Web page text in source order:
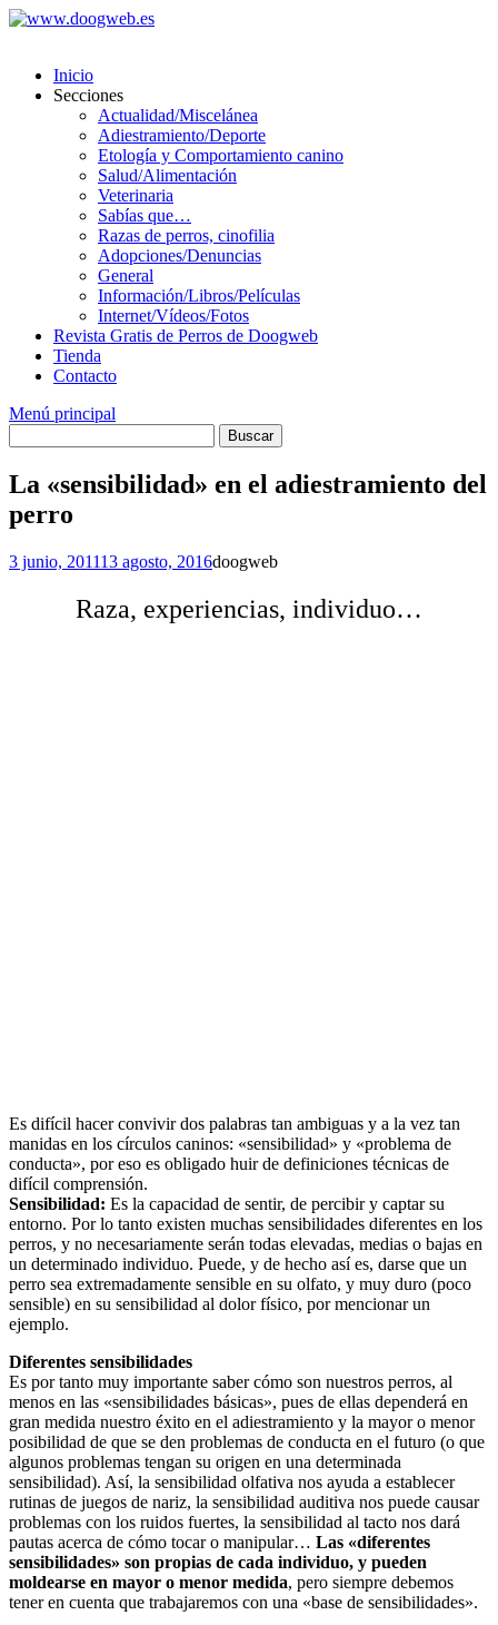
Saltar
Inicio
Secciones
Actualidad/Miscelánea
Adiestramiento/Deporte
Etología y Comportamiento canino
Salud/Alimentación
Veterinaria
Sabías que…
Razas de perros, cinofilia
Adopciones/Denuncias
General
Información/Libros/Películas
Internet/Vídeos/Fotos
Revista Gratis de Perros de Doogweb
Tienda
Contacto
Menú principal
La «sensibilidad» en el adiestramiento del
perro
3 junio, 201113 agosto, 2016doogweb
Raza, experiencias, individuo…
Es difícil hacer convivir dos palabras tan ambiguas y a la vez tan
manidas en los círculos caninos: «sensibilidad» y «problema de
conducta», por eso es obligado huir de definiciones técnicas de
difícil comprensión.
Sensibilidad: Es la capacidad de sentir, de percibir y captar su
entorno. Por lo tanto existen muchas sensibilidades diferentes en los
perros, y no necesariamente serán todas elevadas, medias o bajas en
un determinado individuo. Puede, y de hecho así es, darse que un
perro sea extremadamente sensible en su olfato, y muy duro (poco
sensible) en su sensibilidad al dolor físico, por mencionar un
ejemplo.
Diferentes sensibilidades
Es por tanto muy importante saber cómo son nuestros perros, al
menos en las «sensibilidades básicas», pues de ellas dependerá en
gran medida nuestro éxito en el adiestramiento y la mayor o menor
posibilidad de que se den problemas de conducta en el futuro (o que
algunos problemas tengan su origen en una determinada
sensibilidad). Así, la sensibilidad olfativa nos ayuda a establecer
rutinas de juegos de nariz, la sensibilidad auditiva nos puede causar
problemas con los ruidos fuertes, la sensibilidad al tacto nos dará
pautas acerca de cómo tocar o manipular… Las «diferentes
sensibilidades» son propias de cada individuo, y pueden
moldearse en mayor o menor medida, pero siempre debemos
tener en cuenta que trabajaremos con una «base de sensibilidades».